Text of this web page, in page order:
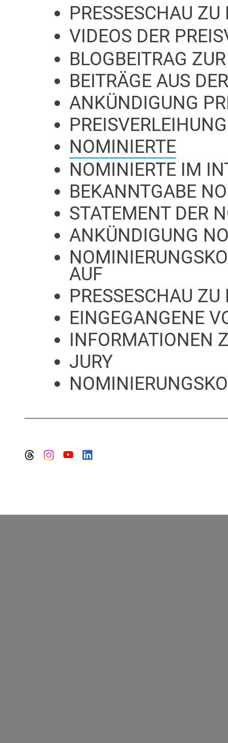
PRESSESCHAU
VIDEOS DER
BLOGBEITRAG
BEITRÄGE AUS
ANKÜNDIGUNG
NOMINIERTE
NOMINIERTE IM
BEKANNTGABE
STATEMENT DER
ANKÜNDIGUNG
AUF
PRESSESCHAU
EINGEGANGENE
INFORMATIONEN
JURY